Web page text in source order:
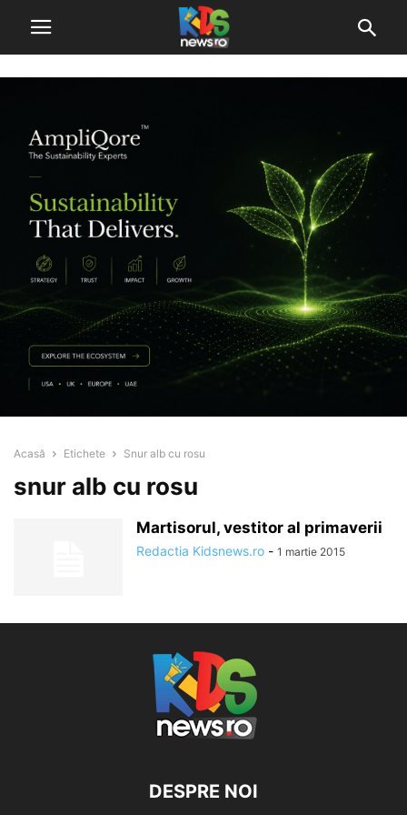
Acasă Etichete Snur alb cu rosu
snur alb cu rosu
Martisorul, vestitor al primaverii
Redactia Kidsnews.ro - 1 martie 2015
DESPRE NOI